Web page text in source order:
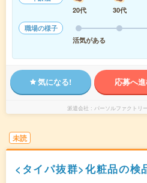
20代
30代
職場の様子
活気がある
気になる! 応募へ
派遣会社 パーソルファクトリ
未読
<タイパ抜群>化粧品の検